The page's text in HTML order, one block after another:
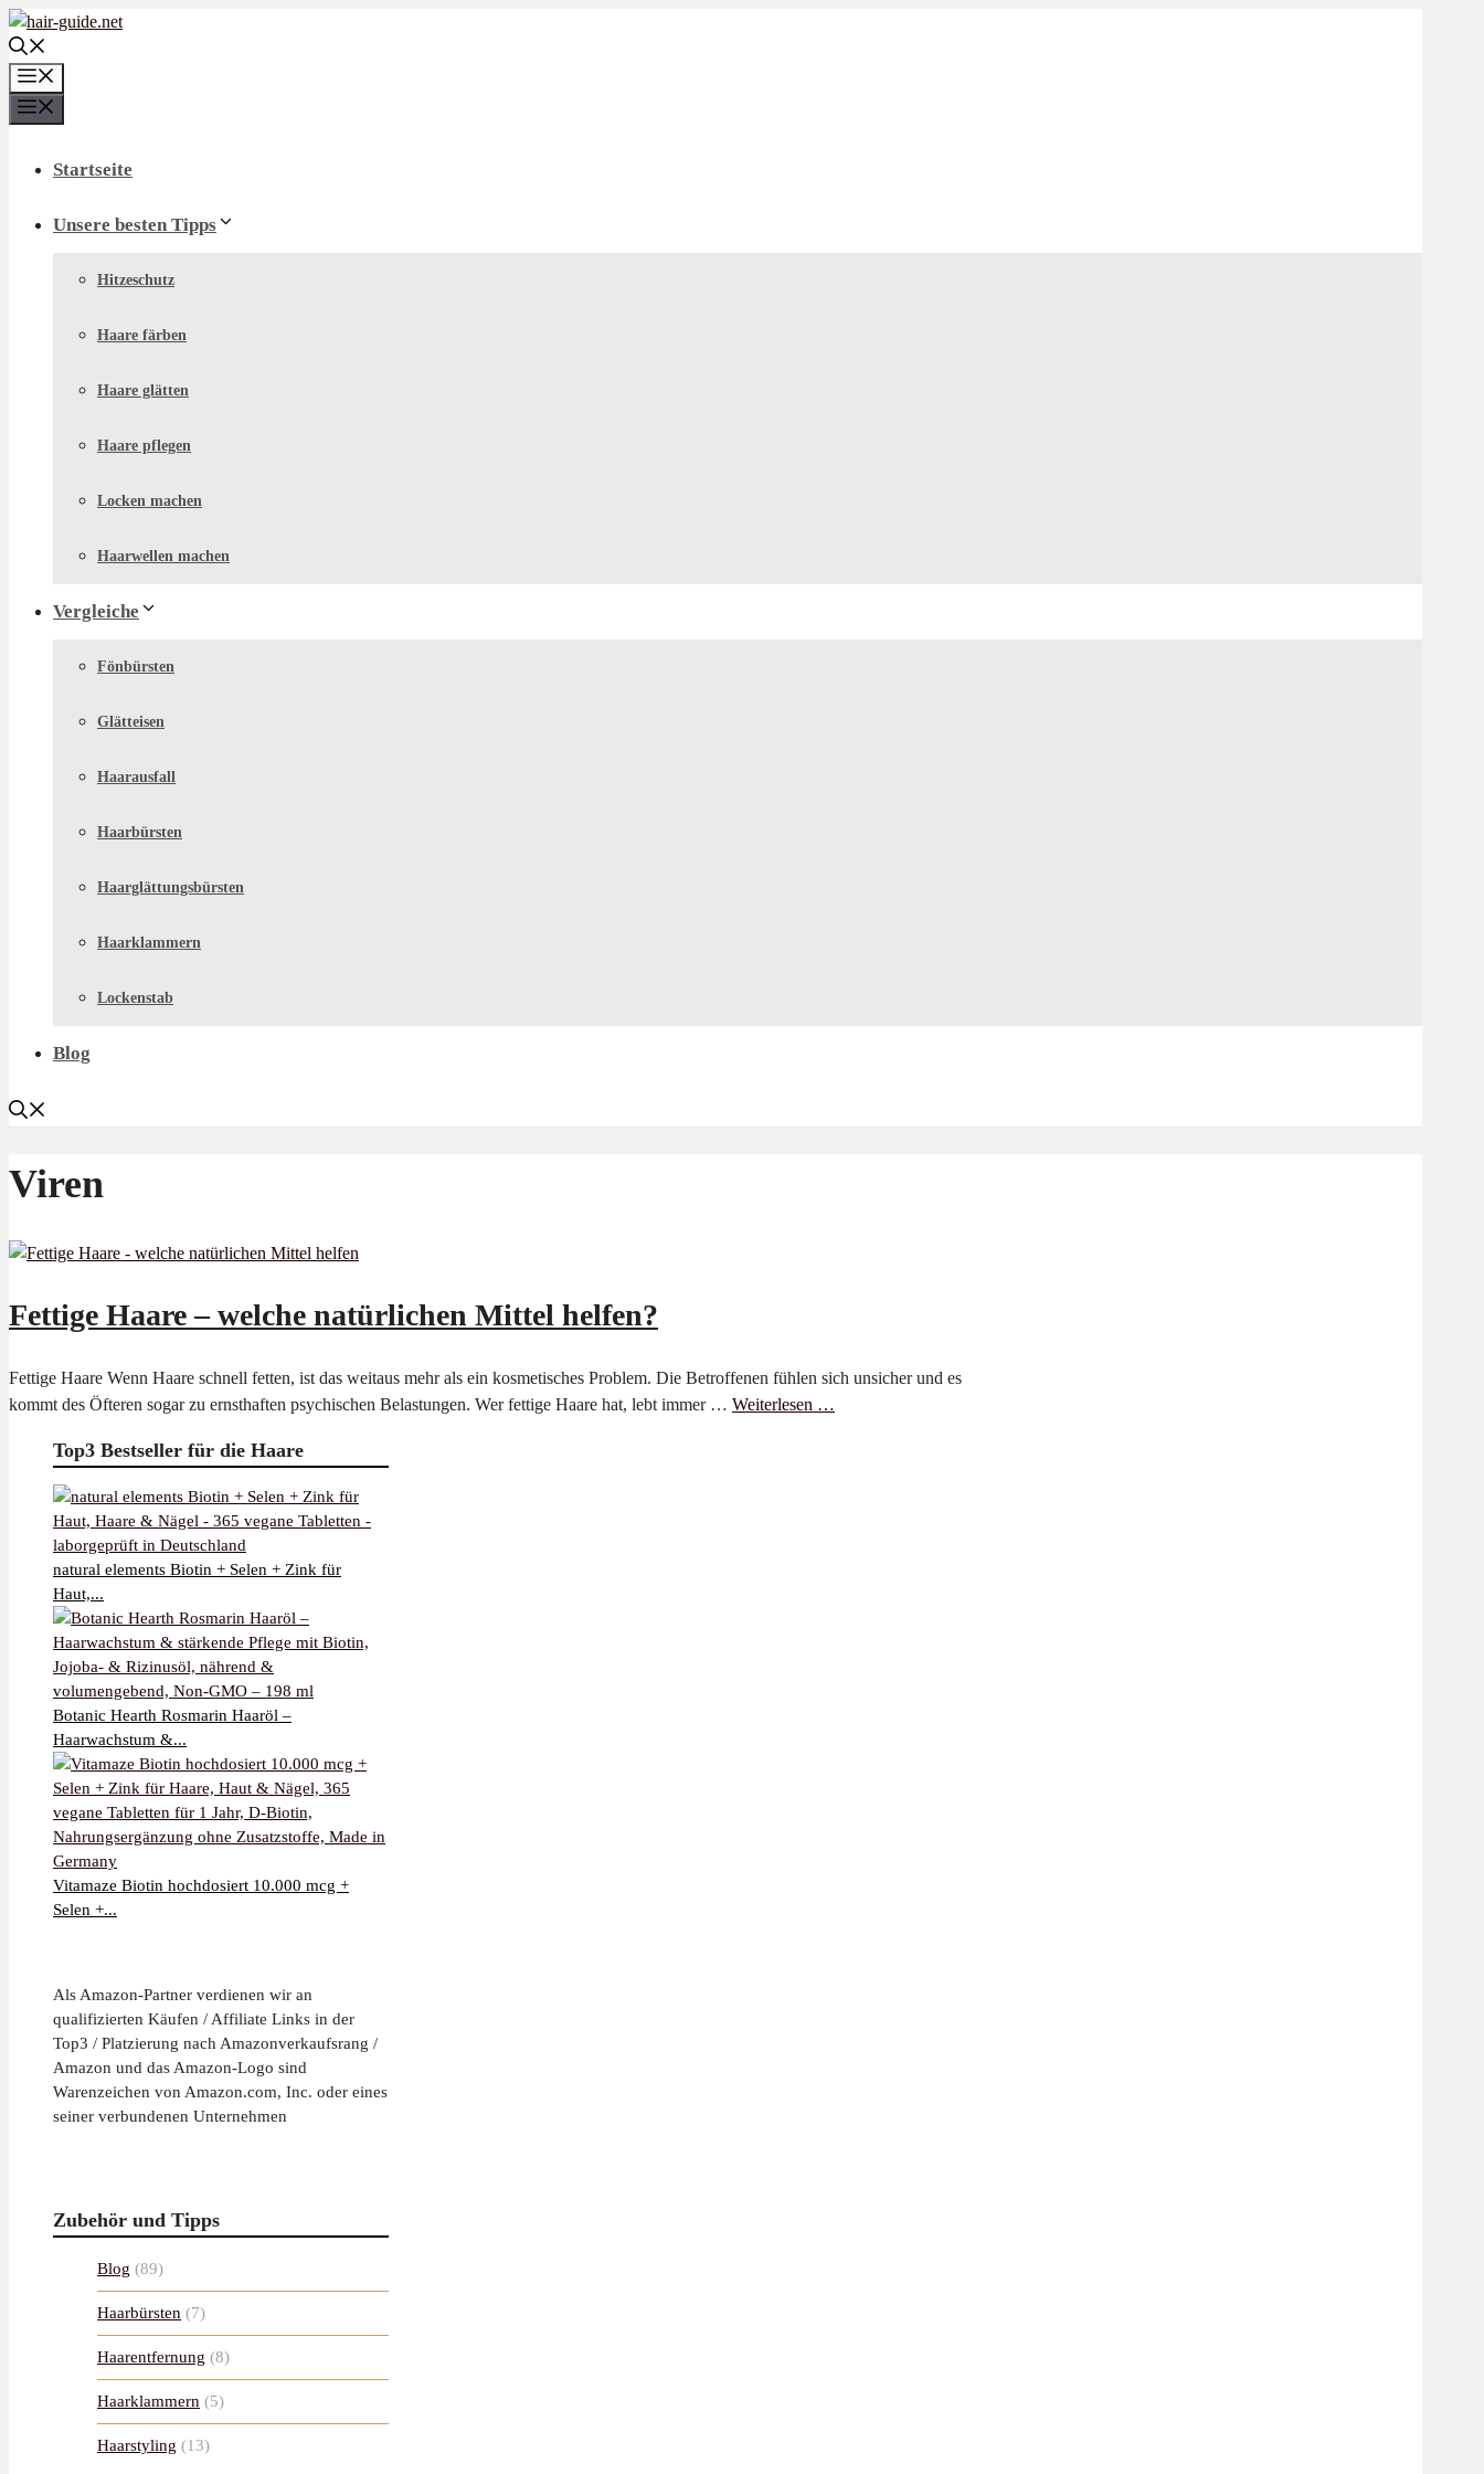
Zum
Inhalt
springen
Startseite
Unsere besten Tipps
Hitzeschutz
Haare färben
Haare glätten
Haare pflegen
Locken machen
Haarwellen machen
Vergleiche
Fönbürsten
Glätteisen
Haarausfall
Haarbürsten
Haarglättungsbürsten
Haarklammern
Lockenstab
Blog
Viren
Fettige Haare – welche natürlichen Mittel helfen?
Fettige Haare Wenn Haare schnell fetten, ist das weitaus mehr als ein kosmetisches Problem. Die Betroffenen fühlen sich unsicher und es
kommt des Öfteren sogar zu ernsthaften psychischen Belastungen. Wer fettige Haare hat, lebt immer … Weiterlesen …
Top3 Bestseller für die Haare
natural elements Biotin + Selen + Zink für
Haut,...
Botanic Hearth Rosmarin Haaröl –
Haarwachstum &...
Vitamaze Biotin hochdosiert 10.000 mcg +
Selen +...
Als Amazon-Partner verdienen wir an
qualifizierten Käufen / Affiliate Links in der
Top3 / Platzierung nach Amazonverkaufsrang /
Amazon und das Amazon-Logo sind
Warenzeichen von Amazon.com, Inc. oder eines
seiner verbundenen Unternehmen
Zubehör und Tipps
Blog (89)
Haarbürsten (7)
Haarentfernung (8)
Haarklammern (5)
Haarstyling (13)